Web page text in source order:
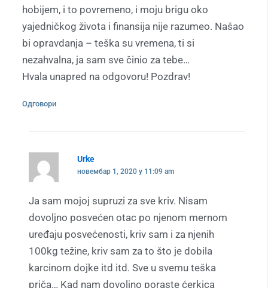
hobijem, i to povremeno, i moju brigu oko
yajedničkog života i finansija nije razumeo. Našao
bi opravdanja – teška su vremena, ti si
nezahvalna, ja sam sve činio za tebe…
Hvala unapred na odgovoru! Pozdrav!
Одговори
Urke
новембар 1, 2020 у 11:09 am
Ja sam mojoj supruzi za sve kriv. Nisam
dovoljno posvećen otac po njenom mernom
uređaju posvećenosti, kriv sam i za njenih
100kg težine, kriv sam za to što je dobila
karcinom dojke itd itd. Sve u svemu teška
priča… Kad nam dovoljno poraste ćerkica